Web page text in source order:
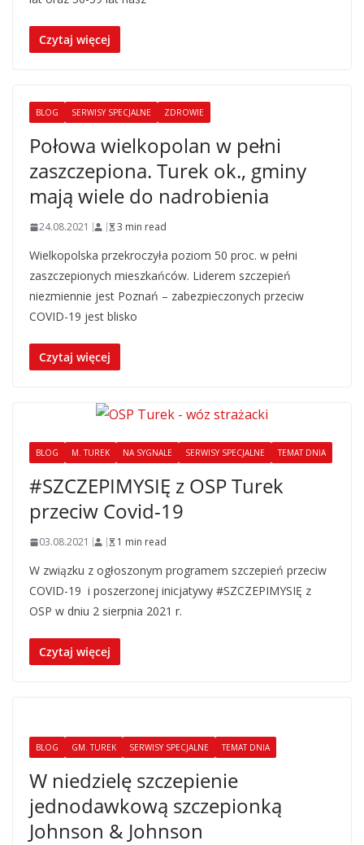
Czytaj więcej
BLOG SERWISY SPECJALNE ZDROWIE
Połowa wielkopolan w pełni
zaszczepiona. Turek ok., gminy
mają wiele do nadrobienia
24.08.2021 3 min read
Wielkopolska przekroczyła poziom 50 proc. w pełni
zaszczepionych mieszkańców. Liderem szczepień
niezmiennie jest Poznań – zabezpieczonych przeciw
COVID-19 jest blisko
Czytaj więcej
BLOG M. TUREK NA SYGNALE SERWISY SPECJALNE TEMAT DNIA
#SZCZEPIMYSIĘ z OSP Turek
przeciw Covid-19
03.08.2021 1 min read
W związku z ogłoszonym programem szczepień przeciw
COVID-19 i poszerzonej inicjatywy #SZCZEPIMYSIĘ z
OSP w dniu 2 sierpnia 2021 r.
Czytaj więcej
BLOG GM. TUREK SERWISY SPECJALNE TEMAT DNIA
W niedzielę szczepienie
jednodawkową szczepionką
Johnson & Johnson